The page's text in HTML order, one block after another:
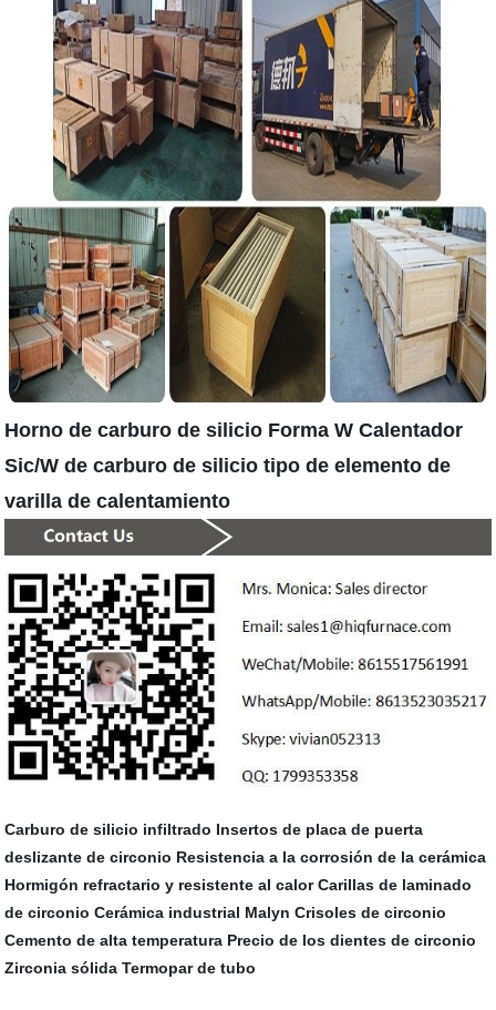
Horno de carburo de silicio Forma W Calentador
Sic/W de carburo de silicio tipo de elemento de
varilla de calentamiento
Carburo de silicio infiltrado Insertos de placa de puerta
deslizante de circonio Resistencia a la corrosión de la cerámica
Hormigón refractario y resistente al calor Carillas de laminado
de circonio Cerámica industrial Malyn Crisoles de circonio
Cemento de alta temperatura Precio de los dientes de circonio
Zirconia sólida Termopar de tubo